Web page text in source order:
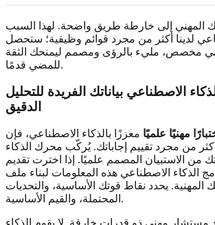
المهني إلى خارطة طريق واضحة. لهذا السبب
لدينا أكثر من مجرد قوائم وظيفية؛ ستحصل
مخصص، مليء بالرؤى ومصمم ليمنحك الثقة
للمضي قدمًا.
الاصطناعي بياناتك الفريدة للتحليل
الدقيق
مهنيًا علميًا معززًا بالذكاء الاصطناعي، فإن
من مجرد تقييم إجاباتك. يُركّب محرك الذكاء
من الاستبيان المصمم علميًا. إذا اخترت تقديم
الذكاء الاصطناعي هذه المعلومات لبناء ملف
المهنية. يحدد نقاط قوتك الأساسية، والتحديات
المحتملة، والقيم الأساسية.